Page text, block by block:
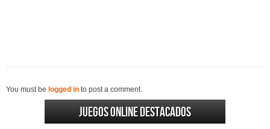
You must be logged in to post a comment.
Juegos online destacados